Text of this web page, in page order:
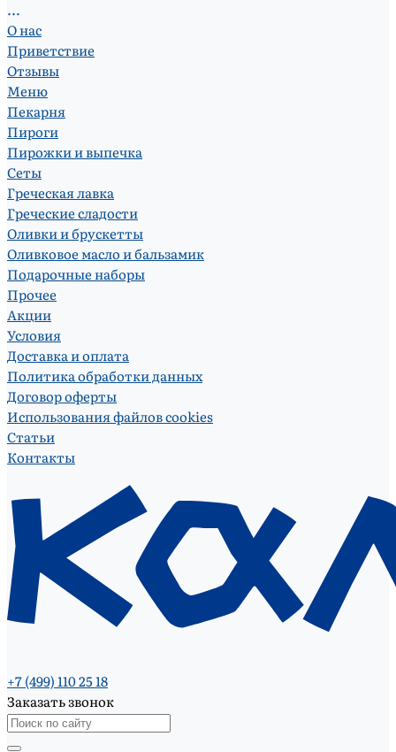
...
О нас
Приветствие
Отзывы
Меню
Пекарня
Пироги
Пирожки и выпечка
Сеты
Греческая лавка
Греческие сладости
Оливки и брускетты
Оливковое масло и бальзамик
Подарочные наборы
Прочее
Акции
Условия
Доставка и оплата
Политика обработки данных
Договор оферты
Использования файлов cookies
Статьи
Контакты
+7 (499) 110 25 18
Заказать звонок